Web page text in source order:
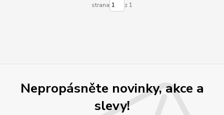
strana z 1
Nepropásněte novinky, akce a
slevy!